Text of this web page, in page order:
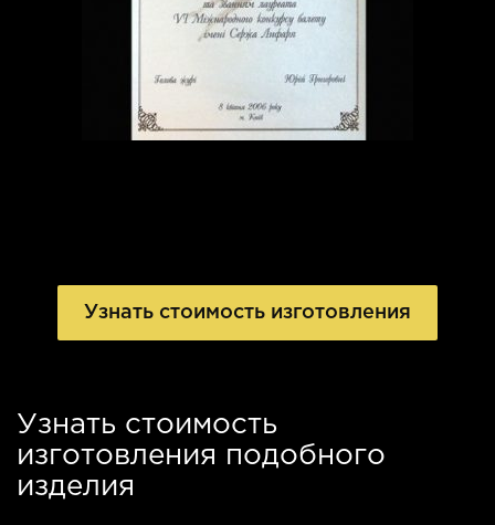
Узнать стоимость изготовления
Узнать стоимость
изготовления подобного
изделия